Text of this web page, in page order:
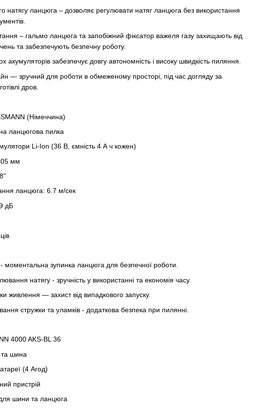
натягу ланцюга – дозволяє регулювати натяг ланцюга без використання
– гальмо ланцюга та запобіжний фіксатор важеля газу захищають від
та забезпечують безпечну роботу.
акумуляторів забезпечує довгу автономність і високу швидкість пиляння.
— зручний для роботи в обмеженому просторі, під час догляду за
дров.
(Німеччина)
ланцюгова пилка
Li-Ion (36 В, ємність 4 А ч кожен)
мм
ланцюга: 6.7 м/сек
дБ
моментальна зупинка ланцюга для безпечної роботи.
натягу - зручність у використанні та економія часу.
живлення — захист від випадкового запуску.
стружки та уламків - додаткова безпека при пилянні.
4000 AKS-BL 36
шина
(4 Агод)
пристрій
шини та ланцюга